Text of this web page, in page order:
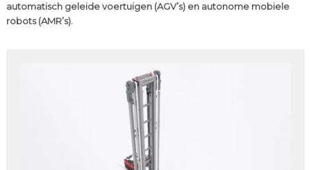
automatisch geleide voertuigen (AGV’s) en autonome mobiele
robots (AMR’s).